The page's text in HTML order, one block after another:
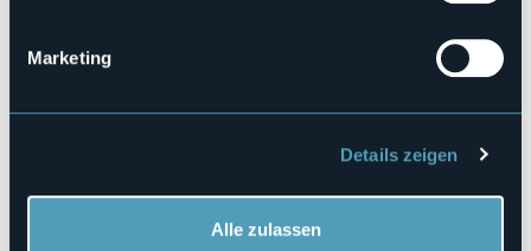
Marketing
Details zeigen
Alle zulassen
Vittorio Veneto 32